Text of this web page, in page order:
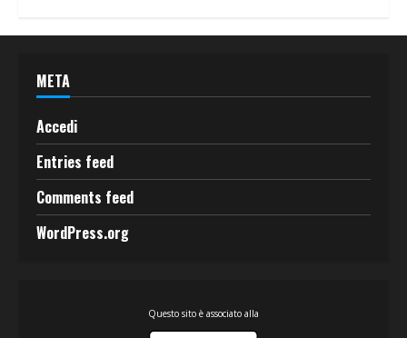
META
Accedi
Entries feed
Comments feed
WordPress.org
Questo sito è associato alla